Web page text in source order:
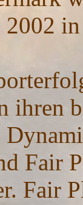
2002
ihren
Fair
Fair